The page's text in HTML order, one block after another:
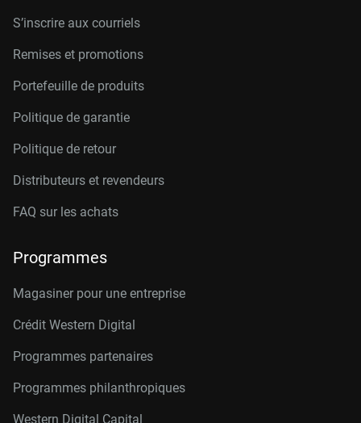
S’inscrire aux courriels
Remises et promotions
Portefeuille de produits
Politique de garantie
Politique de retour
Distributeurs et revendeurs
FAQ sur les achats
Programmes
Magasiner pour une entreprise
Crédit Western Digital
Programmes partenaires
Programmes philanthropiques
Western Digital Capital